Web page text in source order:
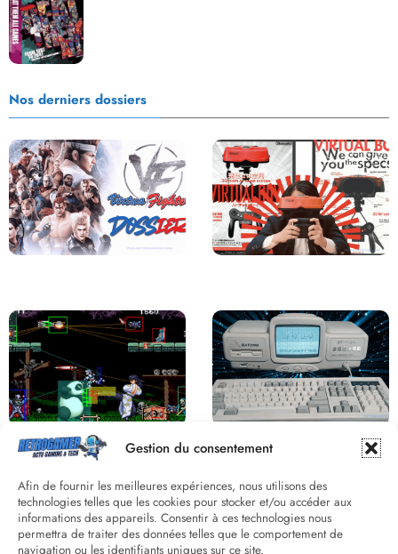
Gestion du consentement
Afin de fournir les meilleures expériences, nous utilisons des
technologies telles que les cookies pour stocker et/ou accéder aux
informations des appareils. Consentir à ces technologies nous
permettra de traiter des données telles que le comportement de
navigation ou les identifiants uniques sur ce site.
Nos derniers dossiers
Derrière le pixel : L’art caché de la
hitbox
Une machine incroyable et
inconnue : le Batong BT-686